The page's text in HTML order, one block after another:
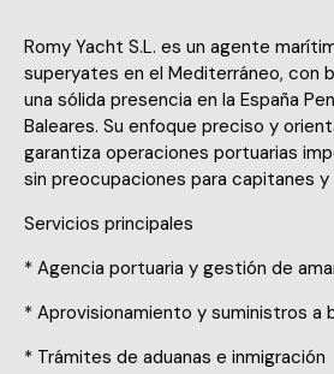
Romy Yacht S.L. es un agente
superyates en el Mediterráneo, con
una sólida presencia en la España
Baleares. Su enfoque preciso y
garantiza operaciones portuarias
sin preocupaciones para capitanes
Servicios principales
* Agencia portuaria y gestión de
* Aprovisionamiento y suministros a
* Trámites de aduanas e inmigración